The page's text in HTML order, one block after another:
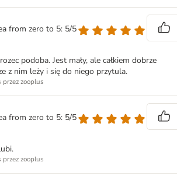
from zero to 5: 5/5
podoba. Jest mały, ale całkiem dobrze
z nim leży i się do niego przytula.
przez zooplus
from zero to 5: 5/5
przez zooplus